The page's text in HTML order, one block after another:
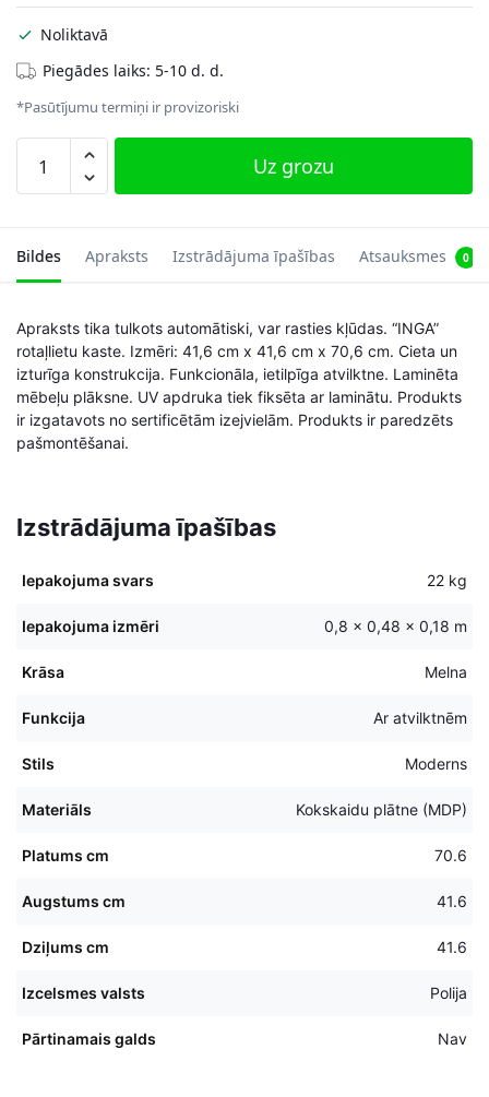
Noliktavā
Piegādes laiks: 5-10 d. d.
*Pasūtījumu termiņi ir provizoriski
kumode
melna
daudzums
Uz grozu
Bildes Apraksts Izstrādājuma īpašības Atsauksmes 0
Apraksts tika tulkots automātiski, var rasties kļūdas. “INGA”
rotaļlietu kaste. Izmēri: 41,6 cm x 41,6 cm x 70,6 cm. Cieta un
izturīga konstrukcija. Funkcionāla, ietilpīga atvilktne. Laminēta
mēbeļu plāksne. UV apdruka tiek fiksēta ar laminātu. Produkts
ir izgatavots no sertificētām izejvielām. Produkts ir paredzēts
pašmontēšanai.
Izstrādājuma īpašības
Iepakojuma svars 22 kg
Iepakojuma izmēri 0,8 × 0,48 × 0,18 m
Krāsa Melna
Funkcija Ar atvilktnēm
Stils Moderns
Materiāls Kokskaidu plātne (MDP)
Platums cm 70.6
Augstums cm 41.6
Dziļums cm 41.6
Izcelsmes valsts Polija
Pārtinamais galds Nav